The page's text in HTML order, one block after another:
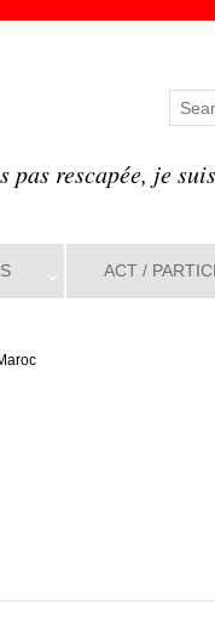
pas rescapée, je
ACT /